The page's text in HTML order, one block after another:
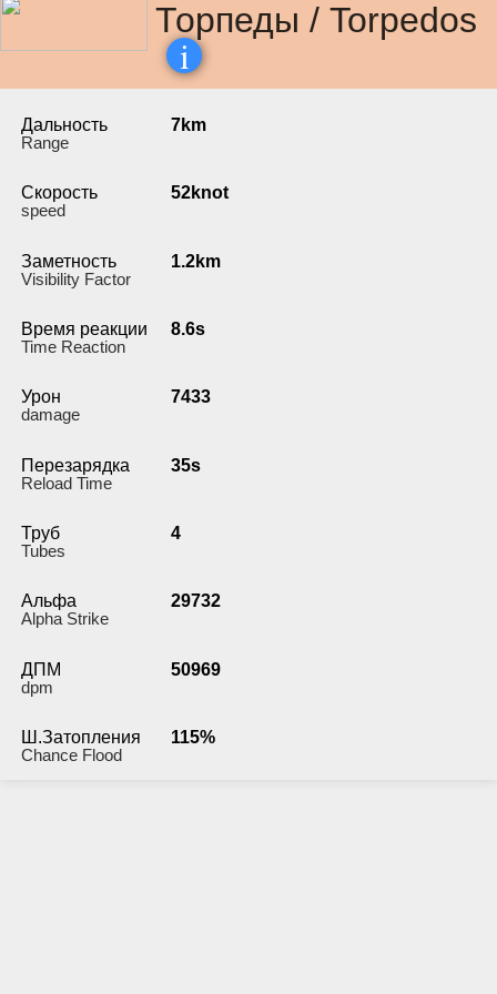
Торпеды / Torpedos
i
Дальность
Range
7km
Скорость
speed
52knot
Заметность
Visibility Factor
1.2km
Время реакции
Time Reaction
8.6s
Урон
damage
7433
Перезарядка
Reload Time
35s
Труб
Tubes
4
Альфа
Alpha Strike
29732
ДПМ
dpm
50969
Ш.Затопления
Chance Flood
115%